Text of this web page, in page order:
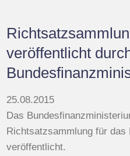
veröffentlicht
25.08.2015
Das
Richtsatzsammlung für das
veröffentlicht.